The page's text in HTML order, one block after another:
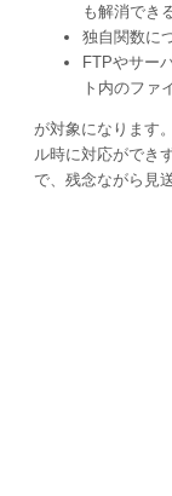
も解消でき
独自関数に
FTPやサー
ト内のファ
が対象になります
ル時に対応ができ
で、残念ながら見